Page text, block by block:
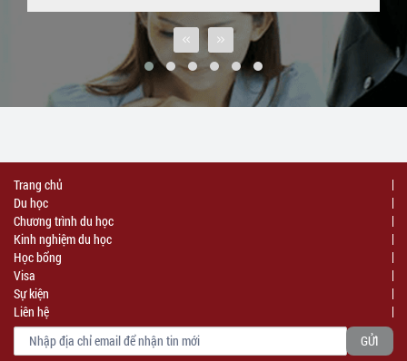
Trang chủ
Du học
Chương trình du học
Kinh nghiệm du học
Học bổng
Visa
Sự kiện
Liên hệ